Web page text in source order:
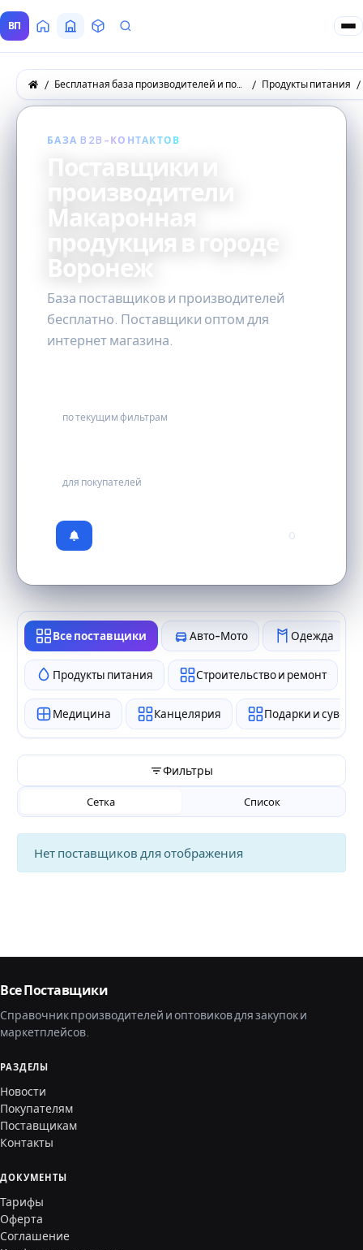
ВП ГлавнаяВсе Поставщики
ТоварыЗапросы покупателей
Бесплатная база производителей и поставщиков товаров оптом Продукты питания
БАЗА B2B-КОНТАКТОВ
Поставщики и
производители
Макаронная
продукция в городе
Воронеж
База поставщиков и производителей
бесплатно. Поставщики оптом для
интернет магазина.
по текущим фильтрам
для покупателей
0
Все поставщики Авто-Мото Одежда
Продукты питания Строительство и ремонт
Медицина Канцелярия Подарки и
Фильтры
Сетка Список
Нет поставщиков для отображения
Все Поставщики
Справочник производителей и оптовиков для закупок и
маркетплейсов.
РАЗДЕЛЫ
Новости
Покупателям
Поставщикам
Контакты
ДОКУМЕНТЫ
Тарифы
Оферта
Соглашение